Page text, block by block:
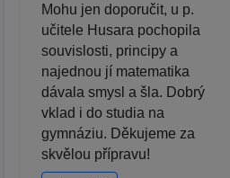
Mohu jen doporučit, u p.
učitele Husara pochopila
souvislosti, principy a
najednou jí matematika
dávala smysl a šla. Dobrý
vklad i do studia na
gymnáziu. Děkujeme za
skvělou přípravu!